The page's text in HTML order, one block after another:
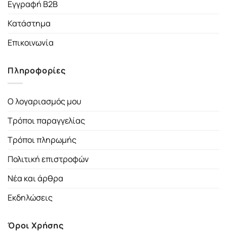
Εγγραφή B2B
Κατάστημα
Επικοινωνία
Πληροφορίες
Ο λογαριασμός μου
Τρόποι παραγγελίας
Τρόποι πληρωμής
Πολιτική επιστροφών
Νέα και άρθρα
Εκδηλώσεις
Όροι Χρήσης